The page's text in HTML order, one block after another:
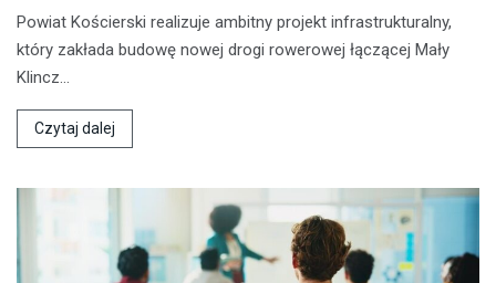
Powiat Kościerski realizuje ambitny projekt infrastrukturalny,
który zakłada budowę nowej drogi rowerowej łączącej Mały
Klincz…
Czytaj dalej